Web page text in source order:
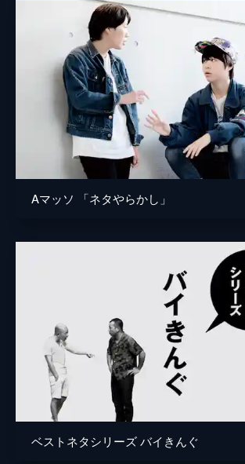
Aマッソ 「ネタやらかし」
ベストネタシリーズ バイきんぐ